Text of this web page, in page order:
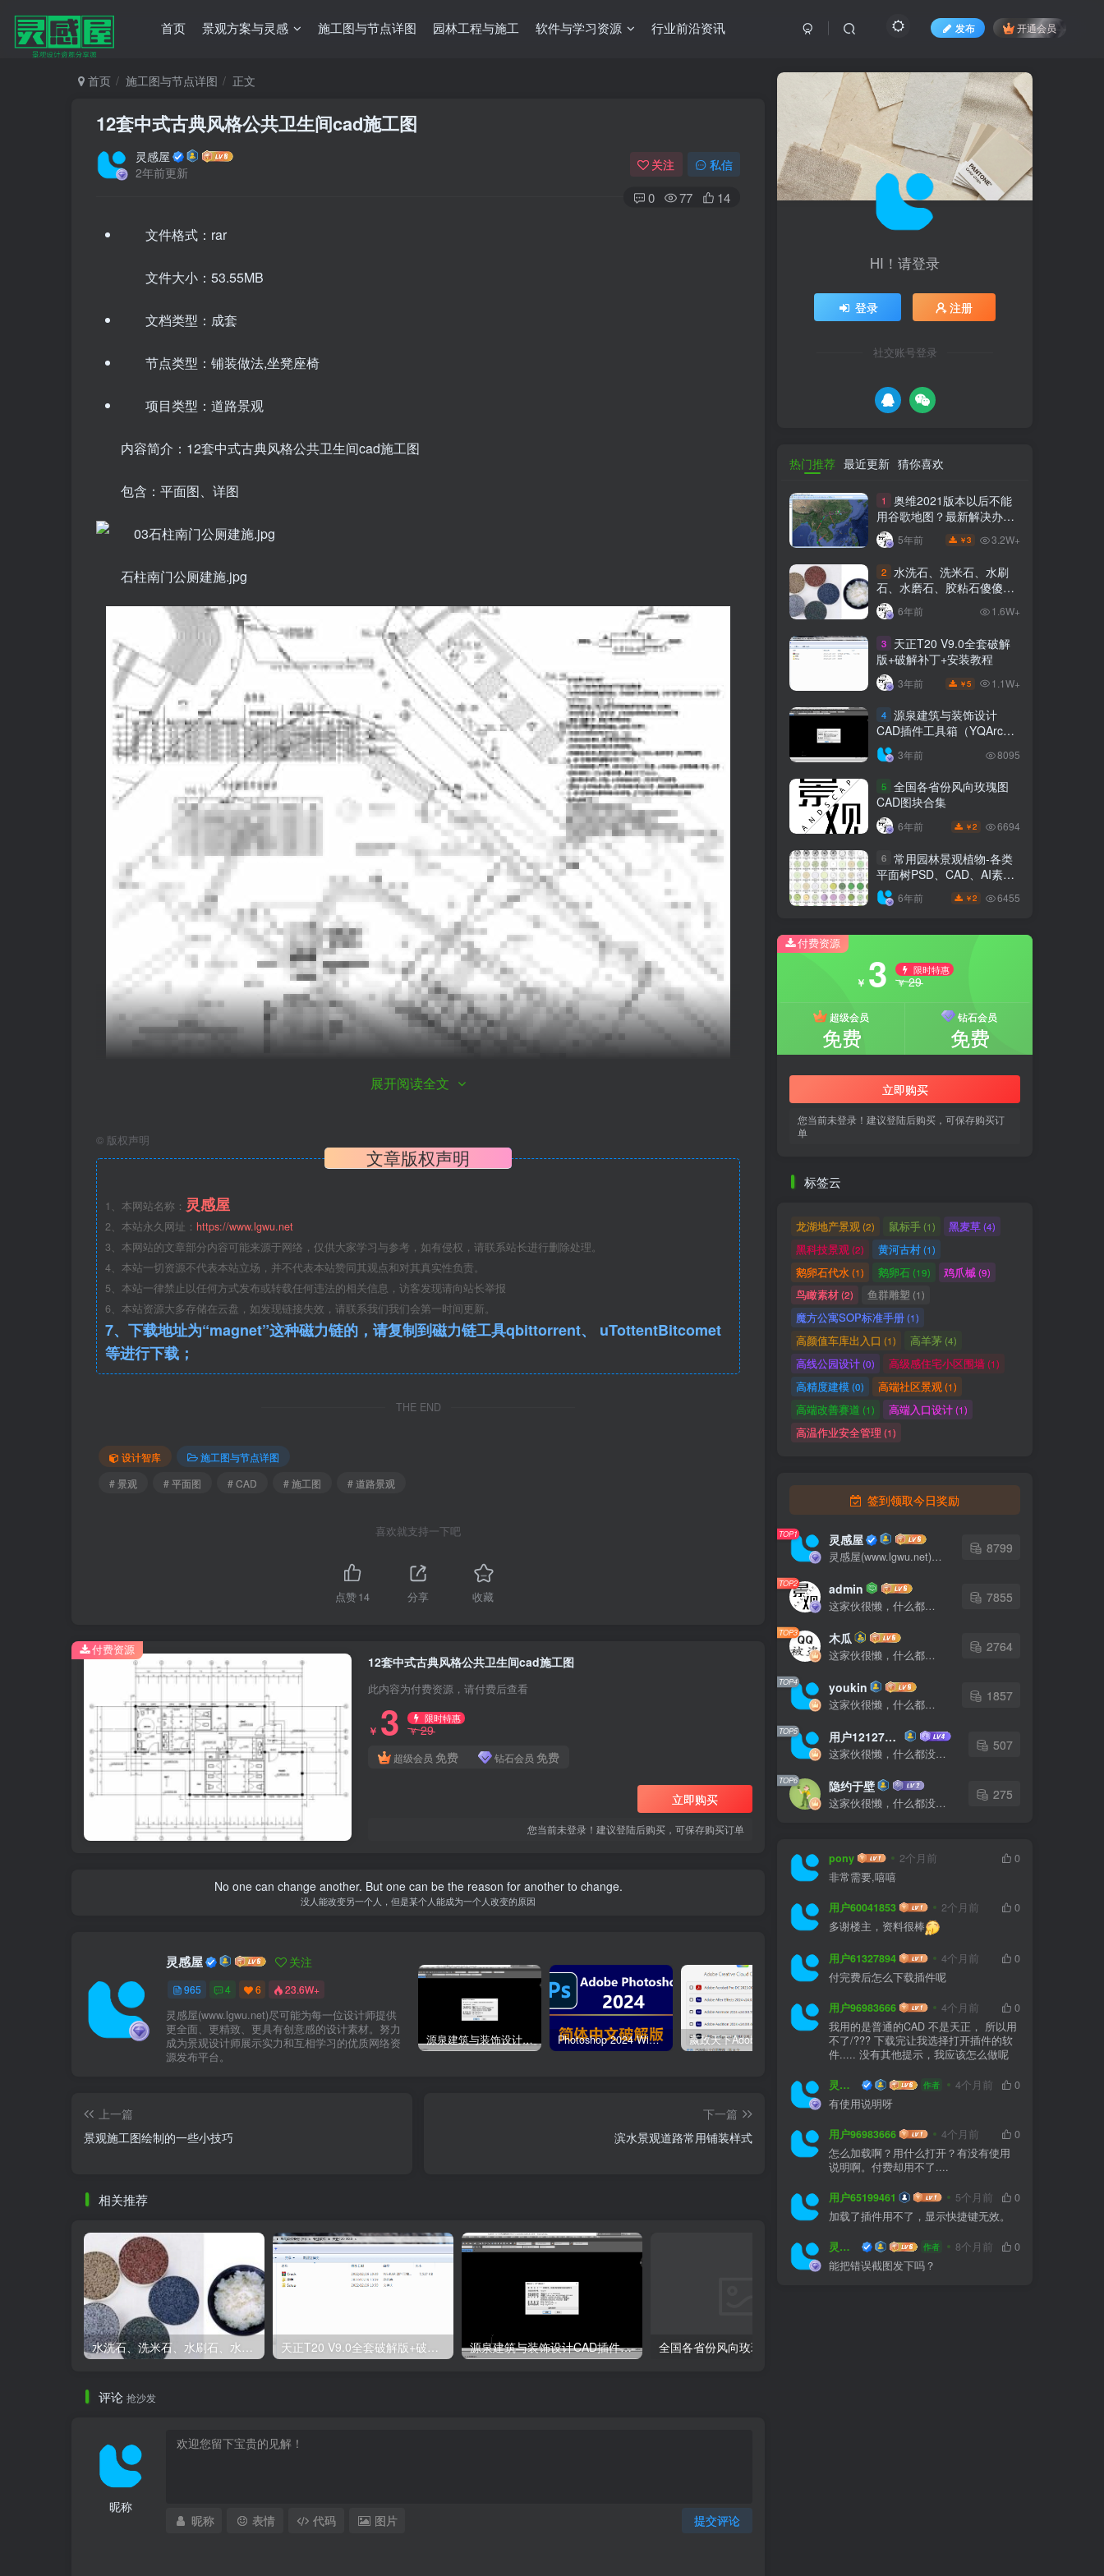
首页 景观方案与灵感 施工图与节点详图 园林工程与施工 软件与学习资源 行业前沿资讯 发布 开通会员
首页 施工图与节点详图 正文
12套中式古典风格公共卫生间cad施工图
灵感屋
2年前更新
关注 私信
0 77 14
文件格式：rar
文件大小：53.55MB
文档类型：成套
节点类型：铺装做法,坐凳座椅
项目类型：道路景观
内容简介：12套中式古典风格公共卫生间cad施工图
包含：平面图、详图
石柱南门公厕建施.jpg
石柱东门（堤口）公厕总图.jpg
石柱大桥北门（南）公厕平面.jpg
石柱大桥北门（南）公厕平面.jpg
石柱大桥北门（南）公厕立面.jpg
石柱南门公厕建施.jpg
展开阅读全文
© 版权声明
文章版权声明
1、本网站名称： 灵感屋
2、本站永久网址： https://www.lgwu.net
3、本网站的文章部分内容可能来源于网络，仅供大家学习与参考，如有侵权，请联系站长进行删除处理。
4、本站一切资源不代表本站立场，并不代表本站赞同其观点和对其真实性负责。
5、本站一律禁止以任何方式发布或转载任何违法的相关信息，访客发现请向站长举报
6、本站资源大多存储在云盘，如发现链接失效，请联系我们我们会第一时间更新。
7、下载地址为“magnet”这种磁力链的，请复制到磁力链工具qbittorrent、 uTottentBitcomet
等进行下载；
THE END
设计智库
施工图与节点详图
# 景观
# 平面图 # CAD # 施工图 # 道路景观
喜欢就支持一下吧
点赞14 分享 收藏
12套中式古典风格公共卫生间cad施工图
此内容为付费资源，请付费后查看
￥ 3 限时特惠
￥29
超级会员 免费 钻石会员 免费
立即购买
您当前未登录！建议登陆后购买，可保存购买订单
付费资源
No one can change another. But one can be the reason for another to change.
没人能改变另一个人，但是某个人能成为一个人改变的原因
灵感屋 关注
965 4 6 23.6W+
灵感屋(www.lgwu.net)尽可能为每一位设计师提供
更全面、更精致、更具有创意感的设计素材。努力
成为景观设计师展示实力和互相学习的优质网络资
源发布平台。
源泉建筑与装饰设计CAD插件工具箱（YQArch 6.7.4） Photoshop 2024 Win|Mac 简体中文破解版安装包下载及安装教程 PS精简版Adobe Photoshop Elements 2024破解版中文免序列号激活v24.0.0
上一篇
景观施工图绘制的一些小技巧
下一篇
滨水景观道路常用铺装样式
相关推荐
水洗石、洗米石、水刷石、水磨石、胶粘石傻傻分不清楚 天正T20 V9.0全套破解版+破解补丁+安装教程 源泉建筑与装饰设计CAD插件工具箱（YQArch 6.7.4）
评论 抢沙发
昵称
提交评论
昵称 表情 代码 图片
HI！请登录
登录 注册
社交账号登录
热门推荐 最近更新 猜你喜欢
1
奥维2021版本以后不能
用谷歌地图？最新解决办法
苹果安卓电脑
5年前 ￥3 3.2W+
2 水洗石、洗米石、水刷
石、水磨石、胶粘石傻傻分
不清楚
6年前 1.6W+
3
天正T20 V9.0全套破解
版+破解补丁+安装教程
3年前 ￥5 1.1W+
4 源泉建筑与装饰设计
CAD插件工具箱（YQArch
6.7.4）
3年前 8095
5 全国各省份风向玫瑰图
CAD图块合集
6年前 ￥2 6694
6 常用园林景观植物-各类
平面树PSD、CAD、AI素材
线稿
6年前 ￥2 6455
付费资源
￥ 3 限时特惠
￥29
超级会员
免费
钻石会员
免费
立即购买
您当前未登录！建议登陆后购买，可保存购买订
单
标签云
龙湖地产景观(2) 鼠标手(1) 黑麦草(4)
黑科技景观 (2) 黄河古村(1)
鹅卵石代水 (1) 鹅卵石(19) 鸡爪槭(9)
鸟瞰素材(2) 鱼群雕塑 (1)
魔方公寓SOP标准手册(1)
高颜值车库出入口 (1) 高羊茅(4)
高线公园设计(0) 高级感住宅小区围墙(1)
高精度建模(0) 高端社区景观 (1)
高端改善赛道 (1) 高端入口设计(1)
高温作业安全管理 (1)
签到领取今日奖励
TOP1 灵感屋
灵感屋(www.lgwu.net)尽可能为每一位设计师提供更全面、更精致、更具有创意感的设计素材。努力成为景观设计师展示实力和互相学习的优质网络资源发布平台。
8799
TOP2 admin
这家伙很懒，什么都没有写...
7855
TOP3 木瓜
这家伙很懒，什么都没有写...
2764
TOP4 youkin
这家伙很懒，什么都没有写...
1857
TOP5 用户12127023
这家伙很懒，什么都没有写...
507
TOP6 隐约于壁
这家伙很懒，什么都没有写...
275
pony 2个月前
0
非常需要,嘻嘻
用户60041853 2个月前
0
多谢楼主，资料很棒
用户61327894 4个月前
0
付完费后怎么下载插件呢
用户96983666 4个月前
0
我用的是普通的CAD 不是天正， 所以用
不了/??? 下载完让我选择打开插件的软
件..... 没有其他提示，我应该怎么做呢
灵感屋 作者 4个月前
0
有使用说明呀
用户96983666 4个月前
0
怎么加载啊？用什么打开？有没有使用
说明啊。付费却用不了....
用户65199461 5个月前
0
加载了插件用不了，显示快捷键无效。
灵感屋 作者 8个月前
0
能把错误截图发下吗？